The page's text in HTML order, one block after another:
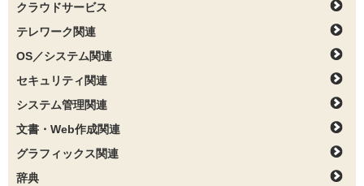
クラウドサービス
テレワーク関連
OS／システム関連
セキュリティ関連
システム管理関連
文書・Web作成関連
グラフィックス関連
辞典